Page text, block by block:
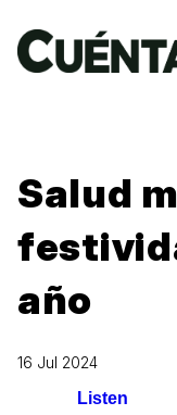
Salud
año
16 Jul 2024
Listen